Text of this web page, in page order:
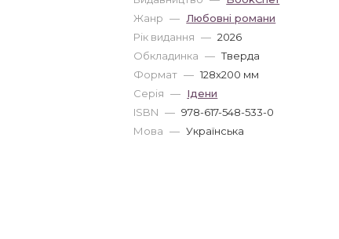
Жанр — Любовні романи
Рік видання — 2026
Обкладинка — Тверда
Формат — 128x200 мм
Серія — Ідени
ISBN — 978-617-548-533-0
Мова — Українська